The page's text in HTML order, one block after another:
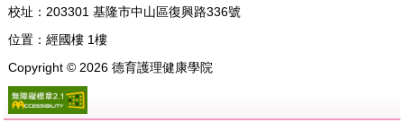
校址： 203301 基隆市中山區復興路336號
位置： 經國樓 1樓
Copyright © 2026德育護理健康學院